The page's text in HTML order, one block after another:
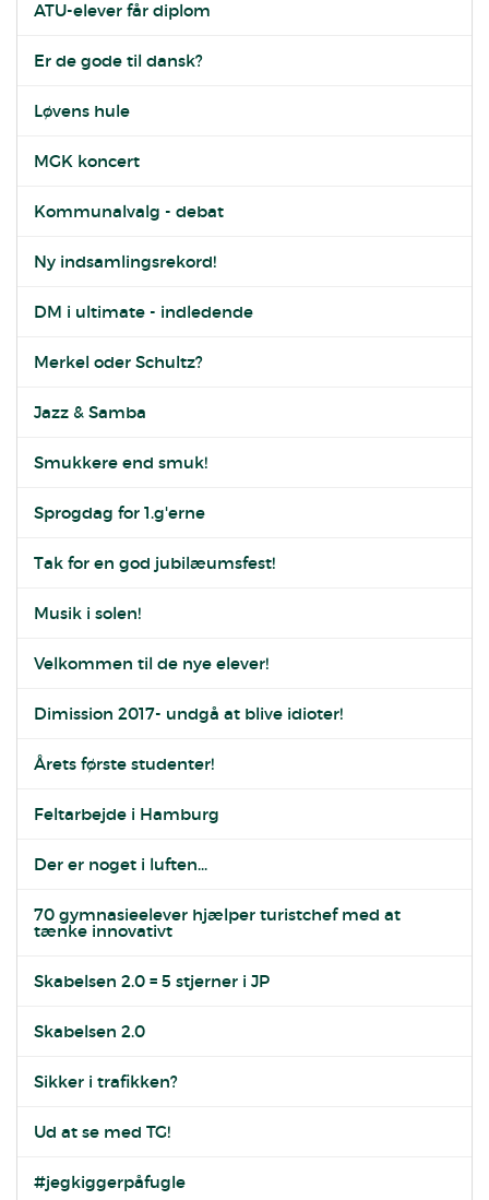
ATU-elever får diplom
Er de gode til dansk?
Løvens hule
MGK koncert
Kommunalvalg - debat
Ny indsamlingsrekord!
DM i ultimate - indledende
Merkel oder Schultz?
Jazz & Samba
Smukkere end smuk!
Sprogdag for 1.g'erne
Tak for en god jubilæumsfest!
Musik i solen!
Velkommen til de nye elever!
Dimission 2017- undgå at blive idioter!
Årets første studenter!
Feltarbejde i Hamburg
Der er noget i luften...
70 gymnasieelever hjælper turistchef med at
tænke innovativt
Skabelsen 2.0 = 5 stjerner i JP
Skabelsen 2.0
Sikker i trafikken?
Ud at se med TG!
#jegkiggerpåfugle